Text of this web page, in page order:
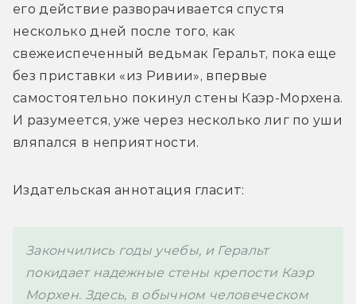
его действие разворачивается спустя
несколько дней после того, как
свежеиспеченный ведьмак Геральт, пока еще
без приставки «из Ривии», впервые
самостоятельно покинул стены Каэр-Морхена.
И разумеется, уже через несколько лиг по уши
вляпался в неприятности.
Издательская аннотация гласит:
Закончились годы учебы, и Геральт
покидает надежные стены крепости Каэр
Морхен. Здесь, в обычном человеческом